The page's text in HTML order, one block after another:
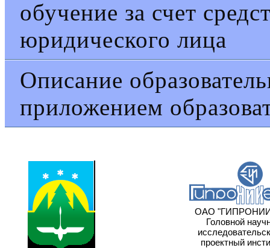
обучение за счет
юридического лица
Описание
приложением
ОАО
Головной
проектный